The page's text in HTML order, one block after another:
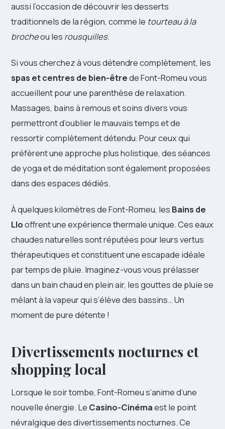
aussi l’occasion de découvrir les desserts
traditionnels de la région, comme le tourteau à la
brocheou les rousquilles.
Si vous cherchez à vous détendre complètement, les
spas et centres de bien-êtrede Font-Romeu vous
accueillent pour une parenthèse de relaxation.
Massages, bains à remous et soins divers vous
permettront d’oublier le mauvais temps et de
ressortir complètement détendu. Pour ceux qui
préfèrent une approche plus holistique, des séances
de yoga et de méditation sont également proposées
dans des espaces dédiés.
À quelques kilomètres de Font-Romeu, les Bains de
Llooffrent une expérience thermale unique. Ces eaux
chaudes naturelles sont réputées pour leurs vertus
thérapeutiques et constituent une escapade idéale
par temps de pluie. Imaginez-vous vous prélasser
dans un bain chaud en plein air, les gouttes de pluie se
mêlant à la vapeur qui s’élève des bassins… Un
moment de pure détente !
Divertissements nocturnes et
shopping local
Lorsque le soir tombe, Font-Romeu s’anime d’une
nouvelle énergie. Le Casino-Cinémaest le point
névralgique des divertissements nocturnes. Ce